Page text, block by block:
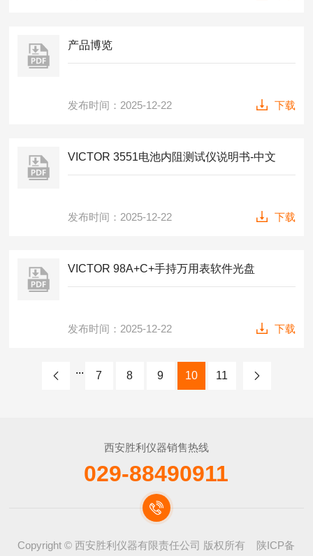
产品博览
发布时间：2025-12-22 下载
VICTOR 3551电池内阻测试仪说明书-中文
发布时间：2025-12-22 下载
VICTOR 98A+C+手持万用表软件光盘
发布时间：2025-12-22 下载
... 7 8 9 10 11
西安胜利仪器销售热线
029-88490911
Copyright © 西安胜利仪器有限责任公司 版权所有 陕ICP备